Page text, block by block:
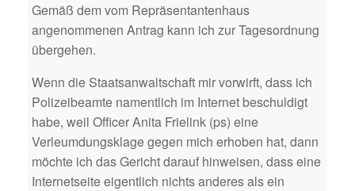
Gemäß dem vom Repräsentantenhaus
angenommenen Antrag kann ich zur Tagesordnung
übergehen.
Wenn die Staatsanwaltschaft mir vorwirft, dass ich
Polizeibeamte namentlich im Internet beschuldigt
habe, weil Officer Anita Frielink (ps) eine
Verleumdungsklage gegen mich erhoben hat, dann
möchte ich das Gericht darauf hinweisen, dass eine
Internetseite eigentlich nichts anderes als ein